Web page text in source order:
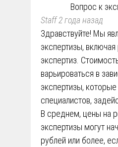
Вопрос к
Staff2 года назад
Здравствуйте! Мы
экспертизы,
экспертиз.
варьироваться в
экспертизы,
специалистов,
В среднем, цены на
экспертизы могут
рублей или более,